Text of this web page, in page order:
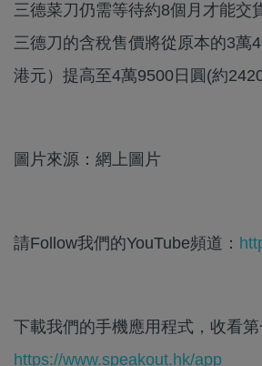
三德菜刀仍需等待約8個月才能交
三德刀的含稅售價將從原本的3萬
港元）提高至4萬9500日圓(約2420
圖片來源：網上圖片
請Follow我們的YouTube頻道：
下載我們的手機應用程式，收看第
https://www.speakout.hk/app